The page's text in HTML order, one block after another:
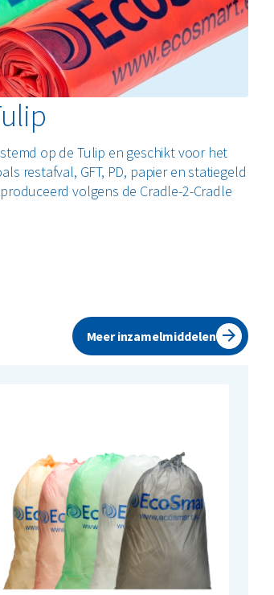
op de Tulip en geschikt voor het
restafval, GFT, PD, papier en statiegeld
volgens de Cradle-2-Cradle
Meer inzamelmiddelen